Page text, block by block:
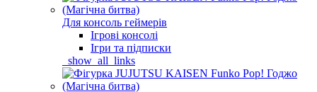
Для консоль геймерів
Ігрові консолі
Ігри та підписки
_show_all_links